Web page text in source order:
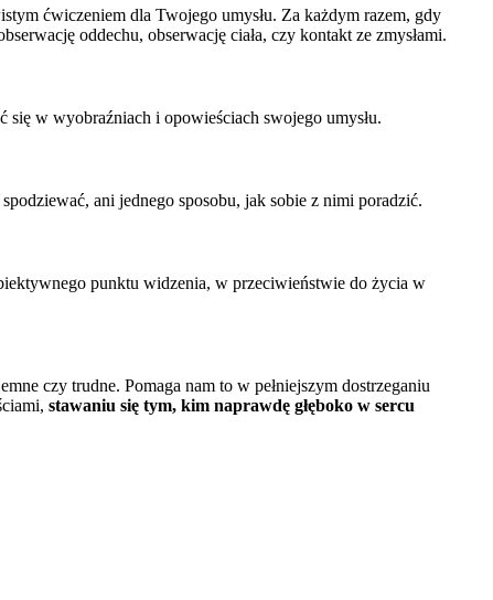
ćwiczeniem dla Twojego umysłu. Za każdym razem, gdy
oddechu, obserwację ciała, czy kontakt ze zmysłami.
się w wyobraźniach i opowieściach swojego umysłu.
ani jednego sposobu, jak sobie z nimi poradzić.
punktu widzenia, w przeciwieństwie do życia w
czy trudne. Pomaga nam to w pełniejszym dostrzeganiu
stawaniu się tym, kim naprawdę głęboko w sercu